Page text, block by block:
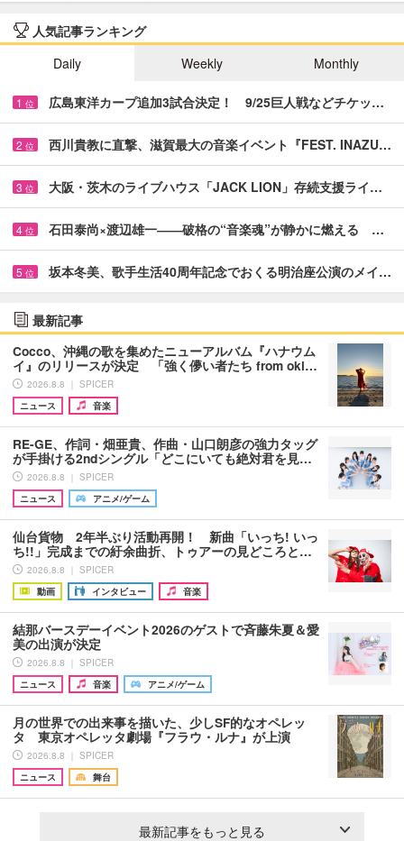
人気記事ランキング
Daily
Weekly Monthly
1 位 広島東洋カープ追加3試合決定！ 9/25巨人戦などチケッ…
2 位 西川貴教に直撃、滋賀最大の音楽イベント『FEST. INAZU…
3 位 大阪・茨木のライブハウス「JACK LION」存続支援ライ…
4 位 石田泰尚×渡辺雄一――破格の“音楽魂”が静かに燃える …
5 位 坂本冬美、歌手生活40周年記念でおくる明治座公演のメイ…
最新記事
Cocco、沖縄の歌を集めたニューアルバム『ハナウム
イ』のリリースが決定 「強く儚い者たち from oki…
2026.8.8 ｜ SPICER
ニュース
音楽
RE-GE、作詞・畑亜貴、作曲・山口朗彦の強力タッグ
が手掛ける2ndシングル「どこにいても絶対君を見…
2026.8.8 ｜ SPICER
ニュース
アニメ/ゲーム
仙台貨物 2年半ぶり活動再開！ 新曲「いっち! いっ
ち!!」完成までの紆余曲折、トゥアーの見どころと…
2026.8.8 ｜ SPICER
動画
インタビュー 音楽
結那バースデーイベント2026のゲストで斉藤朱夏＆愛
美の出演が決定
2026.8.8 ｜ SPICER
ニュース
音楽 アニメ/ゲーム
月の世界での出来事を描いた、少しSF的なオペレッ
タ 東京オペレッタ劇場『フラウ・ルナ』が上演
2026.8.8 ｜ SPICER
ニュース
舞台
最新記事をもっと見る